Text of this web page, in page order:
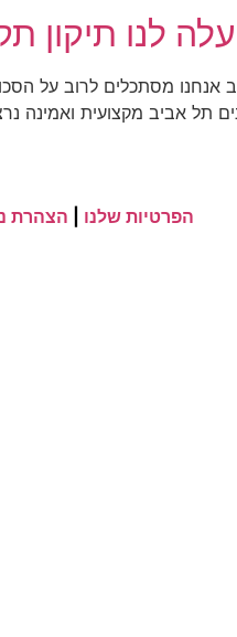
לנו תיקון
מסתכלים לרוב על
אביב מקצועית ואמינה
הפרטיות שלנו הצהרת